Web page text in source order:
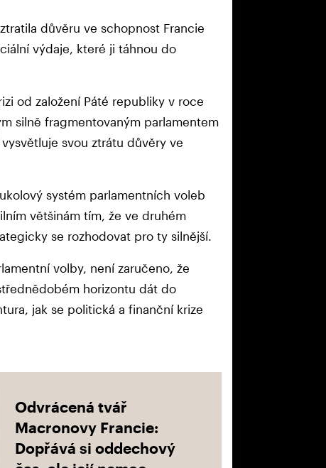
důvěru ve schopnost Francie
výdaje, které ji táhnou do
od založení Páté republiky v roce
silně fragmentovaným parlamentem
svou ztrátu důvěry ve
systém parlamentních voleb
většinám tím, že ve druhém
se rozhodovat pro ty silnější.
volby, není zaručeno, že
horizontu dát do
jak se politická a finanční krize
Odvrácená tvář
Macronovy Francie:
Dopřává si oddechový